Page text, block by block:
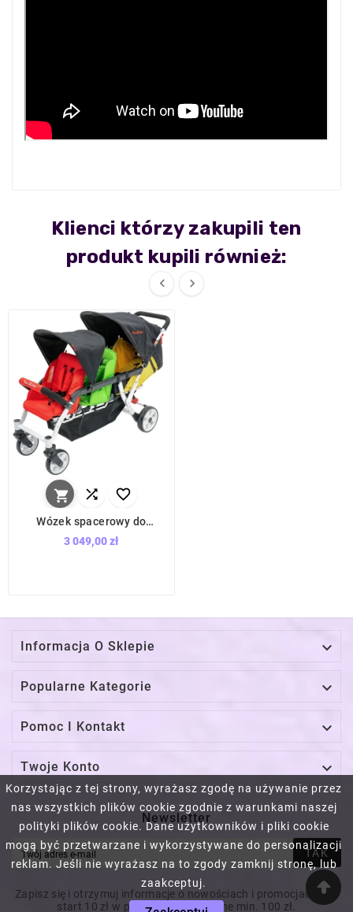
Korzystając z tej strony, wyrażasz zgodę na używanie przez
nas wszystkich plików cookie zgodnie z warunkami naszej
polityki plików cookie. Dane użytkowników i pliki cookie
mogą być przetwarzane i wykorzystywane do personalizacji
reklam. Jeśli nie wyrażasz na to zgody zamknij stronę, lub
zaakceptuj.
Klienci którzy zakupili ten
produkt kupili również:
 
  
Wózek spacerowy do
osobowy / Familidoo
3 049,00 zł
Informacja O Sklepie 
Popularne Kategorie 
Pomoc I Kontakt 
Twoje Konto 
Newsletter
TAK
Zapisz się i otrzymuj informacje o nowościach i promocjach! Na
start 10 zł w prezencie! Za wydane min. 100 zł.